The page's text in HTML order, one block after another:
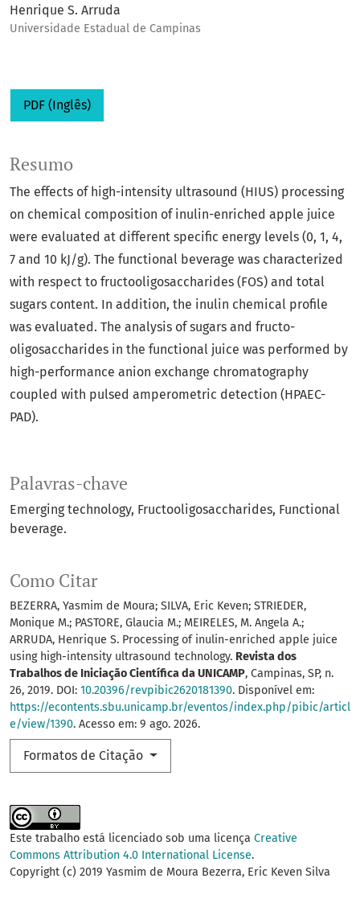
Henrique S. Arruda
Universidade Estadual de Campinas
PDF (Inglês)
Palavras-chave
Emerging technology Fructooligosaccharides Functional
beverage.
Como Citar
BEZERRA, Yasmim de Moura; SILVA, Eric Keven; STRIEDER,
Monique M.; PASTORE, Glaucia M.; MEIRELES, M. Angela A.;
ARRUDA, Henrique S. Processing of inulin-enriched apple juice
using high-intensity ultrasound technology. Revista dos
Trabalhos de Iniciação Científica da UNICAMP, Campinas, SP, n.
26, 2019. DOI: 10.20396/revpibic2620181390. Disponível em:
https://econtents.sbu.unicamp.br/eventos/index.php/pibic/articl
e/view/1390. Acesso em: 9 ago. 2026.
Formatos de Citação
Resumo
The effects of high-intensity ultrasound (HIUS) processing
on chemical composition of inulin-enriched apple juice
were evaluated at different specific energy levels (0, 1, 4,
7 and 10 kJ/g). The functional beverage was characterized
with respect to fructooligosaccharides (FOS) and total
sugars content. In addition, the inulin chemical profile
was evaluated. The analysis of sugars and fructo-
oligosaccharides in the functional juice was performed by
high-performance anion exchange chromatography
coupled with pulsed amperometric detection (HPAEC-
PAD).
Este trabalho está licenciado sob uma licença Creative
Commons Attribution 4.0 International License.
Copyright (c) 2019 Yasmim de Moura Bezerra, Eric Keven Silva